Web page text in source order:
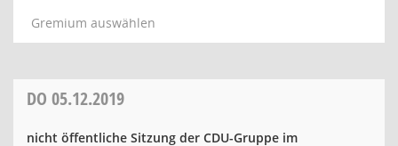
Gremium auswählen
DO 05.12.2019
nicht öffentliche Sitzung der CDU-Gruppe im